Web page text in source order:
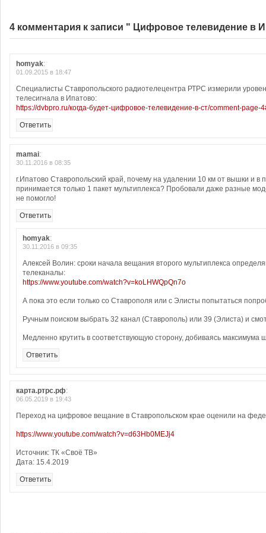
4 комментария к записи " Цифровое телевидение в
homyak:
01.09.2015 в 18:47
Специалисты Ставропольского радиотелецентра РТРС измерили
телесигнала в Ипатово:
https://dvbpro.ru/когда-будет-цифровое-телевидение-в-ст/comment-page-
Ответить
mamai:
30.11.2016 в 08:35
г.Ипатово Ставропольский край, почему на удалении 10 км от вышки и в
принимается только 1 пакет мультиплекса? Пробовали даже разные
не помогло!
Ответить
homyak:
30.11.2016 в 09:35
Алексей Волин: сроки начала вещания второго мультиплекса
телеканалы:
https://www.youtube.com/watch?v=koLHWQpQn7o
А пока это если только со Ставрополя или с Элисты попытаться
Ручным поиском выбрать 32 канал (Ставрополь) или 39 (Элиста) и
Медленно крутить в соответствующую сторону, добиваясь максимума
Ответить
карта.ртрс.рф:
06.05.2019 в 19:43
Переход на цифровое вещание в Ставропольском крае оценили на
https://www.youtube.com/watch?v=d63Hb0MEJj4
Источник: ТК «Своё ТВ»
Дата: 15.4.2019
Ответить